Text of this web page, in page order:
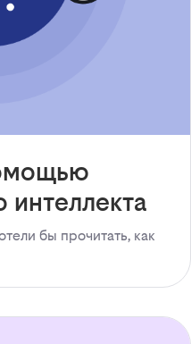
интеллекта
бы прочитать, как